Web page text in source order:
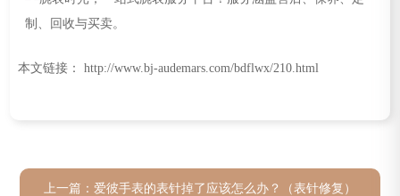
本文链接： http://www.bj-audemars.com/bdflwx/210.html
上一篇： 爱彼手表的表针掉了应该怎么办？（表针修复）